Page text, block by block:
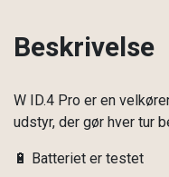
Beskrivelse
W ID.4 Pro er en
udstyr, der gør hver tur
🔋 Batteriet er testet